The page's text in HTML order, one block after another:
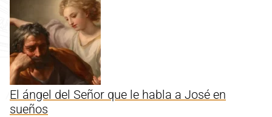
El ángel del Señor que le habla a José en
sueños